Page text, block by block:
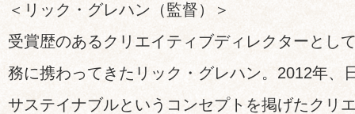
＜リック・グレハン（監督）＞
受賞歴のあるクリエイティブディレクターとし
務に携わってきたリック・グレハン。2012年、
サステイナブルというコンセプトを掲げたクリ